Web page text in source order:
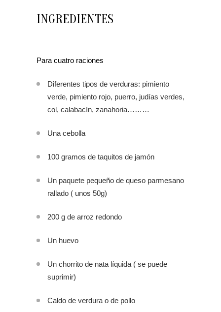
INGREDIENTES
Para cuatro raciones
Diferentes tipos de verduras: pimiento
verde, pimiento rojo, puerro, judías verdes,
col, calabacín, zanahoria………
Una cebolla
100 gramos de taquitos de jamón
Un paquete pequeño de queso parmesano
rallado ( unos 50g)
200 g de arroz redondo
Un huevo
Un chorrito de nata líquida ( se puede
suprimir)
Caldo de verdura o de pollo